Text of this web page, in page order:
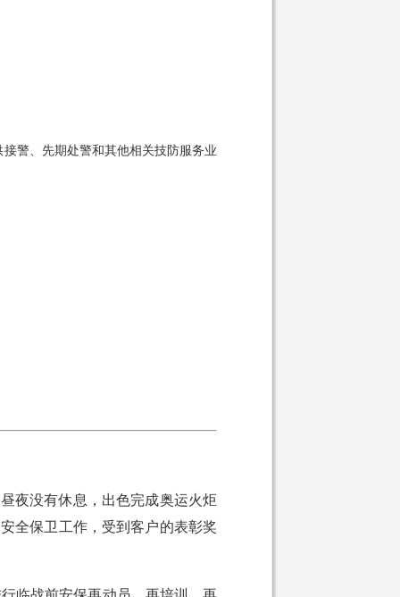
警、先期处警和其他相关技防服务业
夜没有休息，出色完成奥运火炬
全保卫工作，受到客户的表彰奖